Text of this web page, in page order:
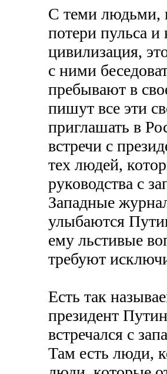
С теми людьми,
потери пульса и
цивилизация,
с ними
пребывают в
пишут все эти
приглашать в
встречи с
тех людей,
руководства с
Западные
улыбаются
ему льстивые
требуют
Есть так
президент
встречался с
Там есть люди,